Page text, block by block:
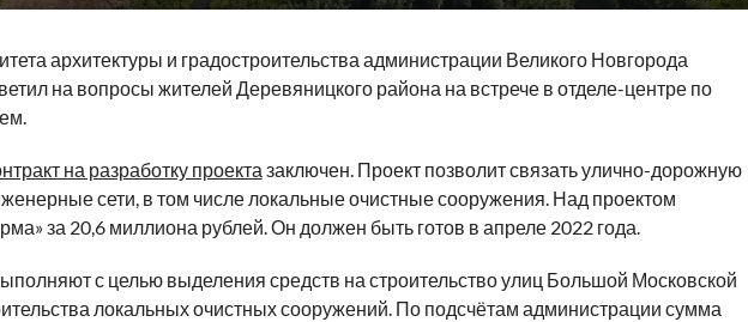
архитектуры и градостроительства администрации Великого Новгорода
на вопросы жителей Деревяницкого района на встрече в отделе-центре по
на разработку проекта заключен. Проект позволит связать улично-дорожную
сети, в том числе локальные очистные сооружения. Над проектом
за 20,6 миллиона рублей. Он должен быть готов в апреле 2022 года.
с целью выделения средств на строительство улиц Большой Московской
локальных очистных сооружений. По подсчётам администрации сумма